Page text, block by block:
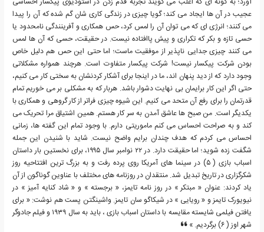
عجیب در آن ها ایجاد می کند؛ گویا چیزی در زندگی کاری شان گم شده که آن را پیدا
می کنند؛ انرژی ای که می توان آن را لمس کرد، حس همکاری و آفرینندگی نامحدود یا
حسی تازه و بکر که تکراری و پیش پاافتاده نیست. در حقیقت، حسی که آن ها لمس
می کنند چیزی جدایی ناپذیر از موفقیت ماست؛ اما حتی این حس هم دلیل خاص
بودن شرکت پیکسار نیست! شرکت پیکسار متفاوت است. هرچند همواره مشکلاتی
وجود دارد که از دید پنهان اند، ما در اینجا برای آشکار کردنشان به سختی کار می کنیم،
حتی اگر این کار برایمان بی نهایت دشوار باشد. هربار که به مشکلی بر می خوریم تمام
قدرتمان را برای رفع آن متحد می کنیم. این شیوه چیزی فراتر از کار گروهی و همکاری با
یکدیگر است. من صبح ها عاشق آمدن به سر کار هستم. همین اشتیاق مرا تحریک می
کند و به صراحت احساس می کنم ماموریتی دارم. با وجود تمام این گفته ها، زمانی
احساس می کردم که هدف چندان برایم واضح نیست. شاید با شنیدن این جمله
شگفت زده شوید؛ اما حقیقت دارد. در ۲۲ نوامبر سال ۱۹۹۵، برای نخستین بار داستان
اسباب بازی ( ۵) در سینما های آمریکا روی پرده رفت و به بزرگ ترین افتتاحیه روز
شکرگزاری در تاریخ تبدیل شد. منتقدان در روزنامه های مختلف با عناوین گوناگون از آن
یاد کردند: عنوان « مبتکر » در روز نامه تایمز، « برجسته » و « شاد کنایه آمیز » در
نیویورک تایمز و « رویایی » در شیکاگو سان تایمز. واشینگتن پست هم نوشت: « برای
یافتن فیلمی شایسته مقایسه با داستان اسباب بازی ، باید به سال ۱۹۳۹ و فیلم جادوگر
شهر اوز ( ۶) برگردیم. »